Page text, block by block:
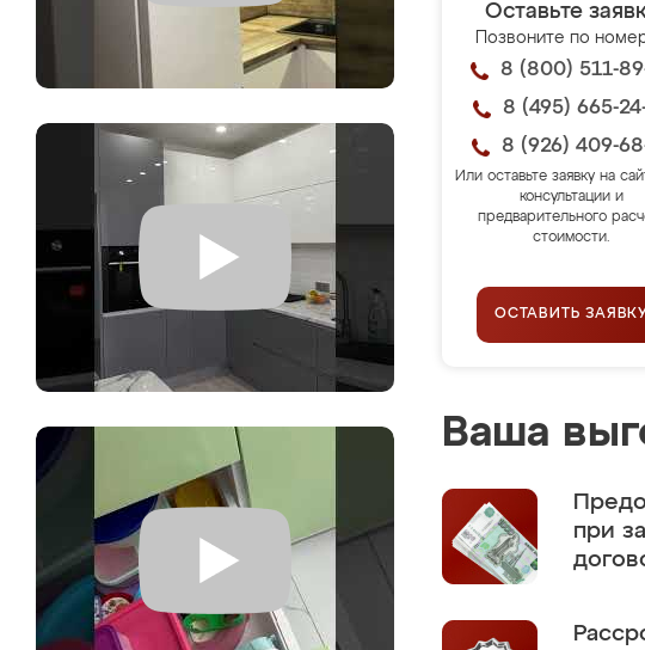
Оставьте
Позвоните по
8 (800) 511-
8 (495) 665-
8 (926) 409-
Или оставьте заявку на
консультации и
предварительного
стоимости.
ОСТАВИТЬ ЗАЯВКУ
Ваша
при